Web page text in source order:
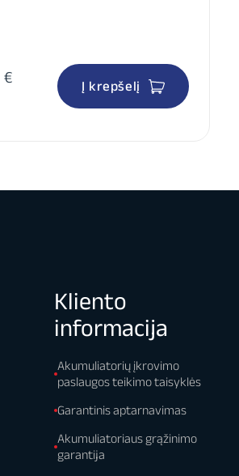
€
Į krepšelį
Kliento
informacija
Akumuliatorių įkrovimo
paslaugos teikimo taisyklės
Garantinis aptarnavimas
Akumuliatoriaus grąžinimo
garantija